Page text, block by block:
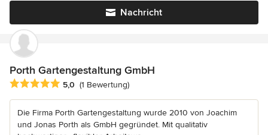
Nachricht
Porth Gartengestaltung GmbH
Durchschnittliche Bewertung: 5 von 5 Sternen
5,0 (1 Bewertung)
Die Firma Porth Gartengestaltung wurde 2010 von Joachim
und Jonas Porth als GmbH gegründet. Mit qualitativ